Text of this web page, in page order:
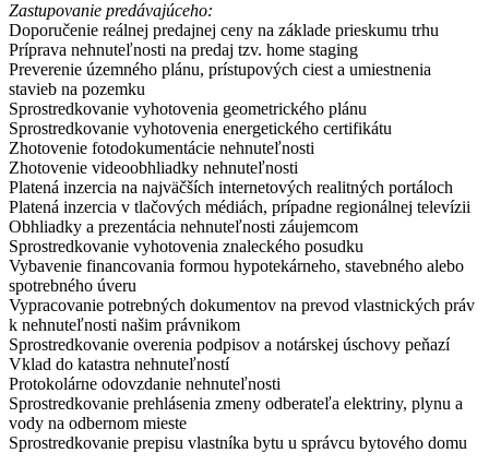
Zastupovanie predávajúceho:
Doporučenie reálnej predajnej ceny na základe prieskumu trhu
Príprava nehnuteľnosti na predaj tzv. home staging
Preverenie územného plánu, prístupových ciest a umiestnenia
stavieb na pozemku
Sprostredkovanie vyhotovenia geometrického plánu
Sprostredkovanie vyhotovenia energetického certifikátu
Zhotovenie fotodokumentácie nehnuteľnosti
Zhotovenie videoobhliadky nehnuteľnosti
Platená inzercia na najväčších internetových realitných portáloch
Platená inzercia v tlačových médiách, prípadne regionálnej televízii
Obhliadky a prezentácia nehnuteľnosti záujemcom
Sprostredkovanie vyhotovenia znaleckého posudku
​Vybavenie financovania formou hypotekárneho, stavebného alebo
spotrebného úveru
Vypracovanie potrebných dokumentov na prevod vlastnických práv
k nehnuteľnosti našim právnikom
Sprostredkovanie overenia podpisov a notárskej úschovy peňazí
Vklad do katastra nehnuteľností
Protokolárne odovzdanie nehnuteľnosti
Sprostredkovanie prehlásenia zmeny odberateľa elektriny, plynu a
vody na odbernom mieste
Sprostredkovanie prepisu vlastníka bytu u správcu bytového domu